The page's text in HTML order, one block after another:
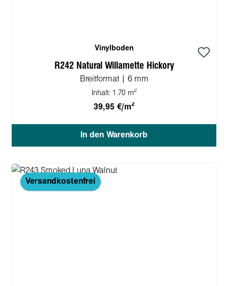
Vinylboden
R242 Natural Willamette Hickory
Breitformat | 6 mm
Inhalt: 1.70 m2
39,95 €/m2
In den Warenkorb
Versandkostenfrei